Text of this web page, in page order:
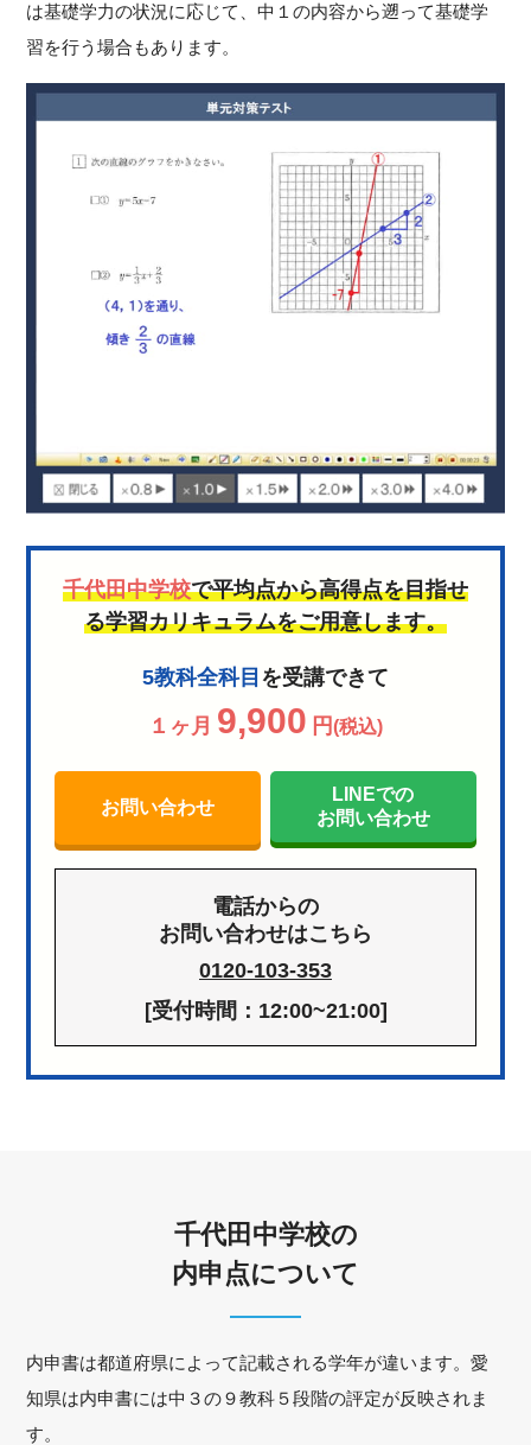
は基礎学力の状況に応じて、中１の内容から遡って基礎学
習を行う場合もあります。
千代田中学校で平均点から高得点を目指せ
る学習カリキュラムをご用意します。
5教科全科目 を受講できて
１ヶ月 9,900 円(税込)
お問い合わせ
LINEでの
お問い合わせ
電話からの
お問い合わせはこちら
0120-103-353
[受付時間：12:00~21:00]
千代田中学校の
内申点について
内申書は都道府県によって記載される学年が違います。愛
知県は内申書には中３の９教科５段階の評定が反映されま
す。